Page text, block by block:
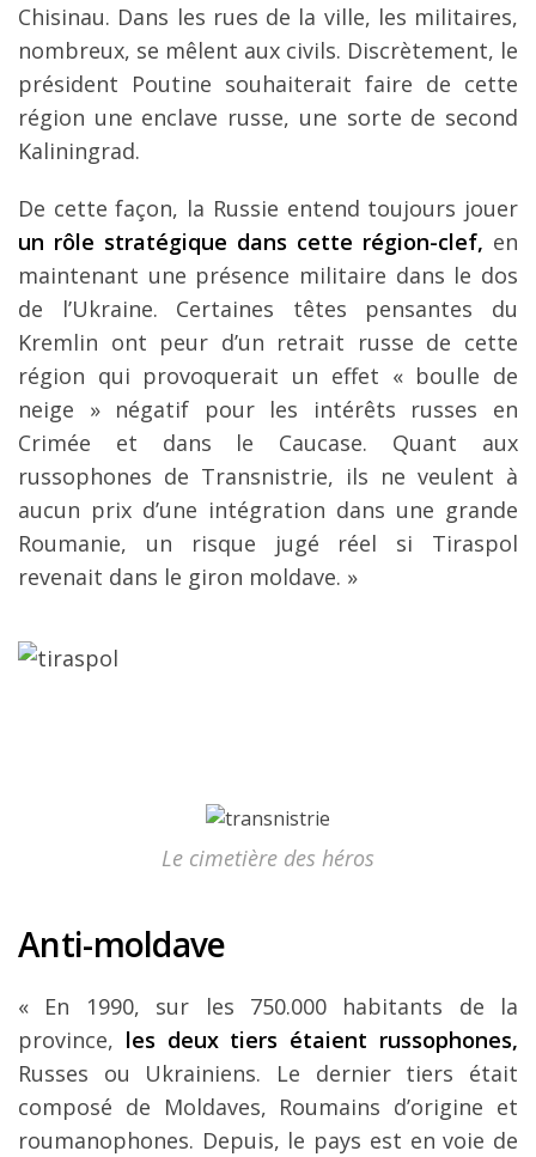
Chisinau. Dans les rues de la ville, les militaires,
nombreux, se mêlent aux civils. Discrètement, le
président Poutine souhaiterait faire de cette
région une enclave russe, une sorte de second
Kaliningrad.
De cette façon, la Russie entend toujours jouer
un rôle stratégique dans cette région-clef, en
maintenant une présence militaire dans le dos
de l’Ukraine. Certaines têtes pensantes du
Kremlin ont peur d’un retrait russe de cette
région qui provoquerait un effet « boulle de
neige » négatif pour les intérêts russes en
Crimée et dans le Caucase. Quant aux
russophones de Transnistrie, ils ne veulent à
aucun prix d’une intégration dans une grande
Roumanie, un risque jugé réel si Tiraspol
revenait dans le giron moldave. »
Le cimetière des héros
Anti-moldave
« En 1990, sur les 750.000 habitants de la
province, les deux tiers étaient russophones,
Russes ou Ukrainiens. Le dernier tiers était
composé de Moldaves, Roumains d’origine et
roumanophones. Depuis, le pays est en voie de